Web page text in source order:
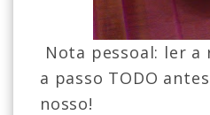
Nota pessoal: ler a
a passo TODO
nosso!